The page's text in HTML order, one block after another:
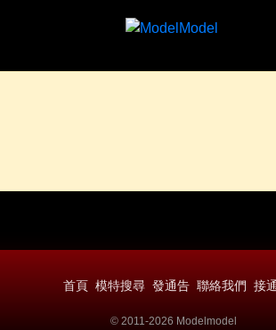
首頁 模特搜尋 發通告 聯絡我們 接
© 2011-2026 Modelmodel